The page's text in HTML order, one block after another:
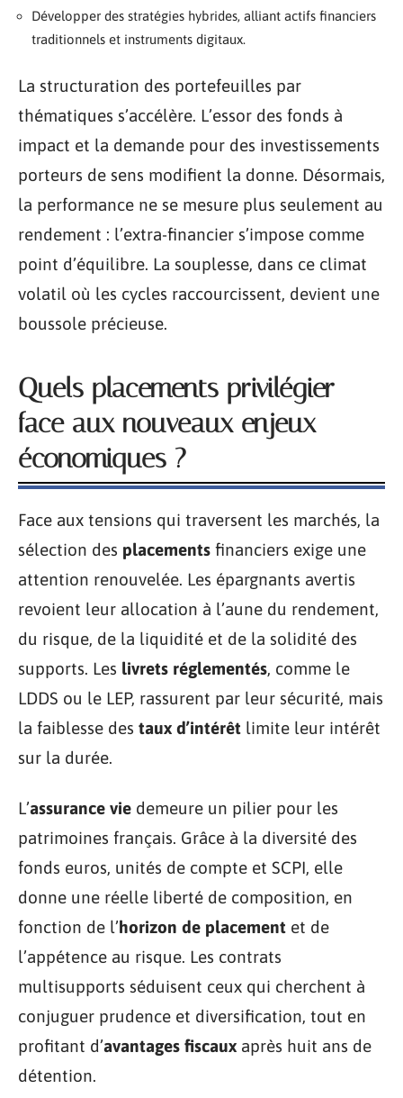
Développer des stratégies hybrides, alliant actifs financiers
traditionnels et instruments digitaux.
La structuration des portefeuilles par
thématiques s’accélère. L’essor des fonds à
impact et la demande pour des investissements
porteurs de sens modifient la donne. Désormais,
la performance ne se mesure plus seulement au
rendement : l’extra-financier s’impose comme
point d’équilibre. La souplesse, dans ce climat
volatil où les cycles raccourcissent, devient une
boussole précieuse.
Quels placements privilégier
face aux nouveaux enjeux
économiques ?
Face aux tensions qui traversent les marchés, la
sélection des placements financiers exige une
attention renouvelée. Les épargnants avertis
revoient leur allocation à l’aune du rendement,
du risque, de la liquidité et de la solidité des
supports. Les livrets réglementés, comme le
LDDS ou le LEP, rassurent par leur sécurité, mais
la faiblesse des taux d’intérêt limite leur intérêt
sur la durée.
L’assurance vie demeure un pilier pour les
patrimoines français. Grâce à la diversité des
fonds euros, unités de compte et SCPI, elle
donne une réelle liberté de composition, en
fonction de l’horizon de placement et de
l’appétence au risque. Les contrats
multisupports séduisent ceux qui cherchent à
conjuguer prudence et diversification, tout en
profitant d’avantages fiscaux après huit ans de
détention.